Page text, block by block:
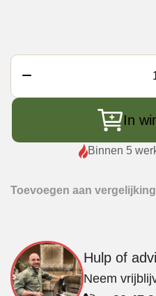
Original
In
Binnen 5
Toevoegen aan vergelijking
Hulp of
Neem